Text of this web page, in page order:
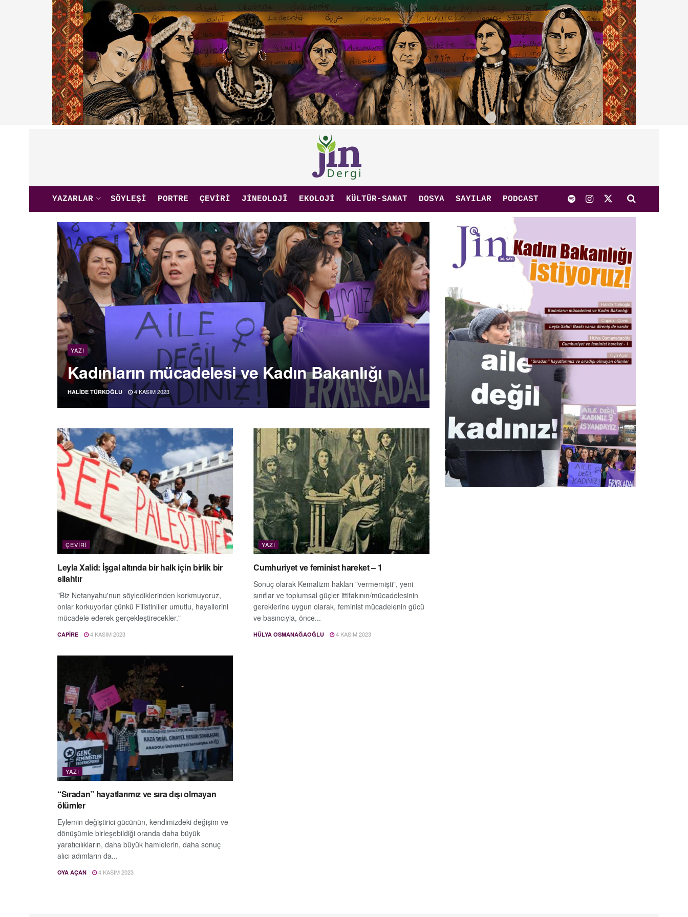
YAZARLAR SÖYLEŞI PORTRE ÇEVIRI JINEOLOJÎ EKOLOJI KÜLTÜR-SANAT DOSYA SAYILAR PODCAST
YAZI
Kadınların mücadelesi ve Kadın Bakanlığı
HALIDE TÜRKOĞLU 4 KASIM 2023
ÇEVIRI
Leyla Xalid: İşgal altında bir halk için birlik bir
silahtır
"Biz Netanyahu'nun söylediklerinden korkmuyoruz,
onlar korkuyorlar çünkü Filistinliler umutlu, hayallerini
mücadele ederek gerçekleştirecekler."
CAPIRE 4 KASIM 2023
YAZI
Cumhuriyet ve feminist hareket – 1
Sonuç olarak Kemalizm hakları "vermemişti", yeni
sınıflar ve toplumsal güçler ittifakının/mücadelesinin
gereklerine uygun olarak, feminist mücadelenin gücü
ve basıncıyla, önce...
HÜLYA OSMANAĞAOĞLU 4 KASIM 2023
YAZI
“Sıradan” hayatlarımız ve sıra dışı olmayan
ölümler
Eylemin değiştirici gücünün, kendimizdeki değişim ve
dönüşümle birleşebildiği oranda daha büyük
yaratıcılıkların, daha büyük hamlelerin, daha sonuç
alıcı adımların da...
OYA AÇAN 4 KASIM 2023